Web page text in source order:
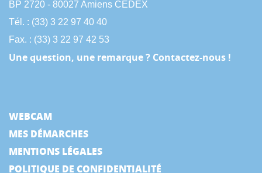
BP 2720 - 80027 Amiens CEDEX
Tél. : (33) 3 22 97 40 40
Fax. : (33) 3 22 97 42 53
Une question, une remarque ? Contactez-nous !
WEBCAM
MES DÉMARCHES
MENTIONS LÉGALES
POLITIQUE DE CONFIDENTIALITÉ